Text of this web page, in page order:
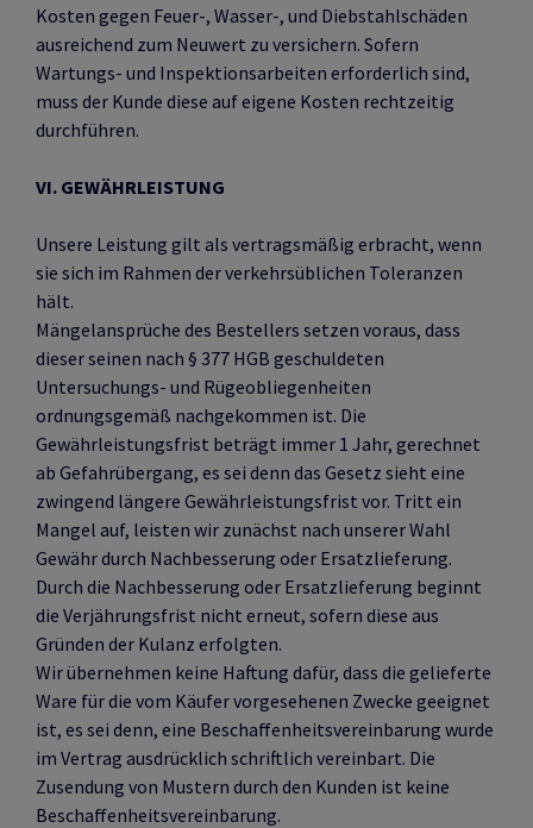
Kosten gegen Feuer-, Wasser-, und Diebstahlschäden
ausreichend zum Neuwert zu versichern. Sofern
Wartungs- und Inspektionsarbeiten erforderlich sind,
muss der Kunde diese auf eigene Kosten rechtzeitig
durchführen.
VI. GEWÄHRLEISTUNG
Unsere Leistung gilt als vertragsmäßig erbracht, wenn
sie sich im Rahmen der verkehrsüblichen Toleranzen
hält.
Mängelansprüche des Bestellers setzen voraus, dass
dieser seinen nach § 377 HGB geschuldeten
Untersuchungs- und Rügeobliegenheiten
ordnungsgemäß nachgekommen ist. Die
Gewährleistungsfrist beträgt immer 1 Jahr, gerechnet
ab Gefahrübergang, es sei denn das Gesetz sieht eine
zwingend längere Gewährleistungsfrist vor. Tritt ein
Mangel auf, leisten wir zunächst nach unserer Wahl
Gewähr durch Nachbesserung oder Ersatzlieferung.
Durch die Nachbesserung oder Ersatzlieferung beginnt
die Verjährungsfrist nicht erneut, sofern diese aus
Gründen der Kulanz erfolgten.
Wir übernehmen keine Haftung dafür, dass die gelieferte
Ware für die vom Käufer vorgesehenen Zwecke geeignet
ist, es sei denn, eine Beschaffenheitsvereinbarung wurde
im Vertrag ausdrücklich schriftlich vereinbart. Die
Zusendung von Mustern durch den Kunden ist keine
Beschaffenheitsvereinbarung.